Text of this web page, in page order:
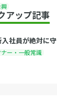
アップ記事
社員が絶対に
ナー・一般常識